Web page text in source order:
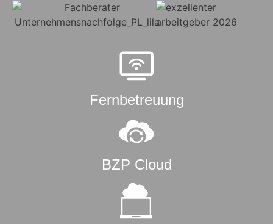
Fernbetreuung
BZP Cloud